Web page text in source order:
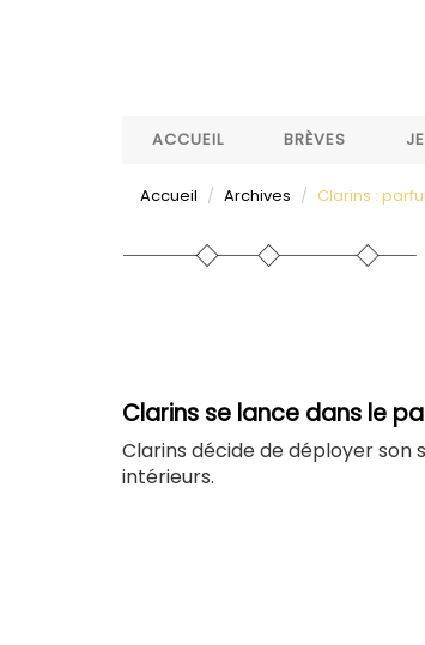
ACCUEIL
BRÈVES
Accueil Archives Clarins :
Clarins se lance dans le
Clarins décide de déployer son
intérieurs.